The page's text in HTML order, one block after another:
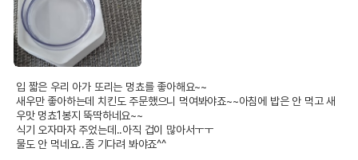
상품 필수 정보
품명 및 모델명 네츄럴코어 멍쵸 새우 60g 모아보기
입 짧은 우리 아가 또리는 멍쵸를 좋아해요~~
새우만 좋아하는데 치킨도 주문했으니 먹여봐야죠~~아침에 밥은 안 먹고 새
우맛 멍쵸1봉지 뚝딱하네요~~
식기 오자마자 주었는데..아직 겁이 많아서ㅜㅜ
물도 안 먹네요..좀 기다려 봐야죠^^